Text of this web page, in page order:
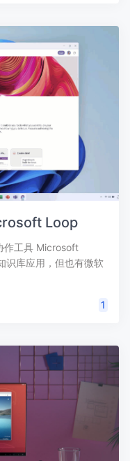
Loop
作工具 Microsoft
识库应用，但也有微软
1